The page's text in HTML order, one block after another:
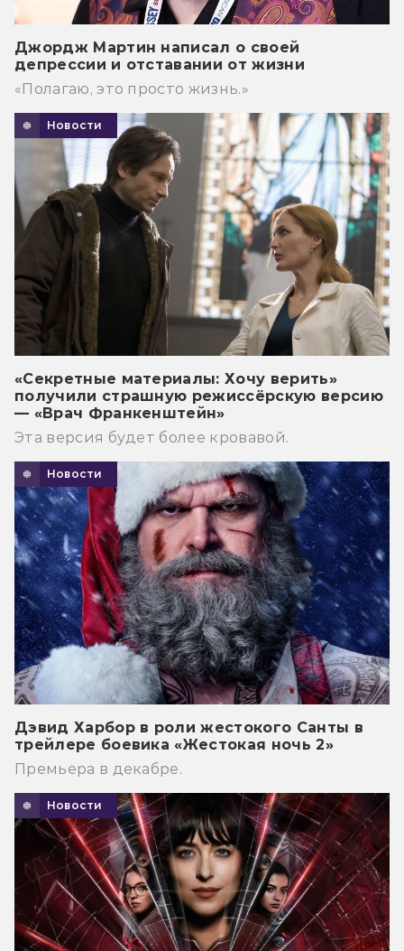
Джордж Мартин написал о своей
депрессии и отставании от жизни
«Полагаю, это просто жизнь.»
Новости
«Секретные материалы: Хочу верить»
получили страшную режиссёрскую версию
— «Врач Франкенштейн»
Эта версия будет более кровавой.
Новости
Дэвид Харбор в роли жестокого Санты в
трейлере боевика «Жестокая ночь 2»
Премьера в декабре.
Новости